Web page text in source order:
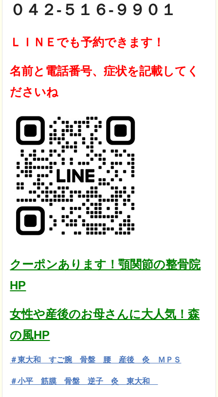
０４２-５１６-９９０１
ＬＩＮＥでも予約できます！
名前と電話番号、症状を記載してく
ださいね
クーポンあります！顎関節の整骨院
HP
女性や産後のお母さんに大人気！森
の風HP
＃東大和 すご腕 骨盤 腰 産後 灸 ＭＰＳ
＃小平 筋膜骨盤 逆子 灸 東大和